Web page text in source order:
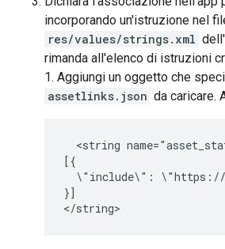
incorporando un'istruzione nel
res/values/strings.xml
rimanda all'elenco di istruzioni
1. Aggiungi un oggetto che
assetlinks.json da caricare.
<string
\"include\":
\"https://
}]